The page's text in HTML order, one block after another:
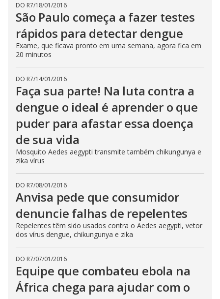
DO R7/18/01/2016
São Paulo começa a fazer testes
rápidos para detectar dengue
Exame, que ficava pronto em uma semana, agora fica em
20 minutos
DO R7/14/01/2016
Faça sua parte! Na luta contra a
dengue o ideal é aprender o que
puder para afastar essa doença
de sua vida
Mosquito Aedes aegypti transmite também chikungunya e
zika vírus
DO R7/08/01/2016
Anvisa pede que consumidor
denuncie falhas de repelentes
Repelentes têm sido usados contra o Aedes aegypti, vetor
dos vírus dengue, chikungunya e zika
DO R7/07/01/2016
Equipe que combateu ebola na
África chega para ajudar com o